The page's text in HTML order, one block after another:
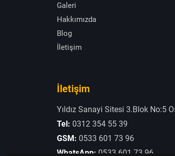
Galeri
Hakkımızda
Blog
İletişim
İletişim
Yıldız Sanayi Sitesi 3.Blok No:5
Tel: 0312 354 55 39
GSM: 0533 601 73 96
WhatsApp: 0533 601 73 96